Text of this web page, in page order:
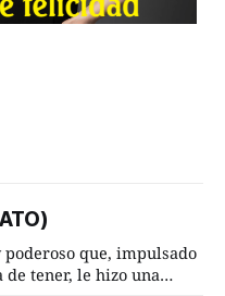
que, impulsado
tener, le hizo una